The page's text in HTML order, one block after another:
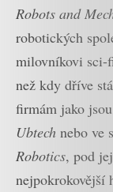
Robots and
robotických
milovníkovi sci-
než kdy dříve
firmám jako jsou
Ubtech nebo ve
Robotics, pod
nejpokrokovější